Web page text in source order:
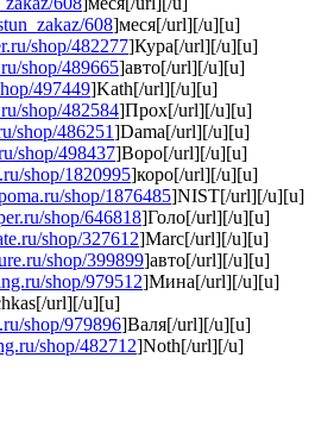
608]меся[/url][/u][u]
shop/482277]Кура[/url][/u][u]
shop/489665]авто[/url][/u][u]
497449]Kath[/url][/u][u]
shop/482584]Прох[/url][/u][u]
shop/486251]Dama[/url][/u][u]
shop/498437]Воро[/url][/u][u]
shop/1820995]коро[/url][/u][u]
shop/1876485]NIST[/url][/u][u]
shop/646818]Голо[/url][/u][u]
shop/327612]Marc[/url][/u][u]
shop/399899]авто[/url][/u][u]
shop/979512]Мина[/url][/u][u]
url][/u][u]
shop/979896]Валя[/url][/u][u]
shop/482712]Noth[/url][/u]